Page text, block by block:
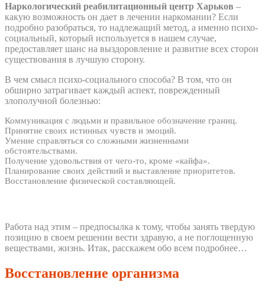
Наркологический реабилитационный центр Харьков –
какую возможность он дает в лечении наркомании? Если
подробно разобраться, то надлежащий метод, а именно психо-
социальный, который используется в нашем случае,
предоставляет шанс на выздоровление и развитие всех сторон
существования в лучшую сторону.
В чем смысл психо-социального способа? В том, что он
обширно затрагивает каждый аспект, поврежденный
злополучной болезнью:
Коммуникация с людьми и правильное обозначение границ.
Принятие своих истинных чувств и эмоций.
Умение справляться со сложными жизненными
обстоятельствами.
Получение удовольствия от чего-то, кроме «кайфа».
Планирование своих действий и выставление приоритетов.
Восстановление физической составляющей.
Работа над этим – предпосылка к тому, чтобы занять твердую
позицию в своем решении вести здравую, а не поглощенную
веществами, жизнь. Итак, расскажем обо всем подробнее…
Восстановление организма